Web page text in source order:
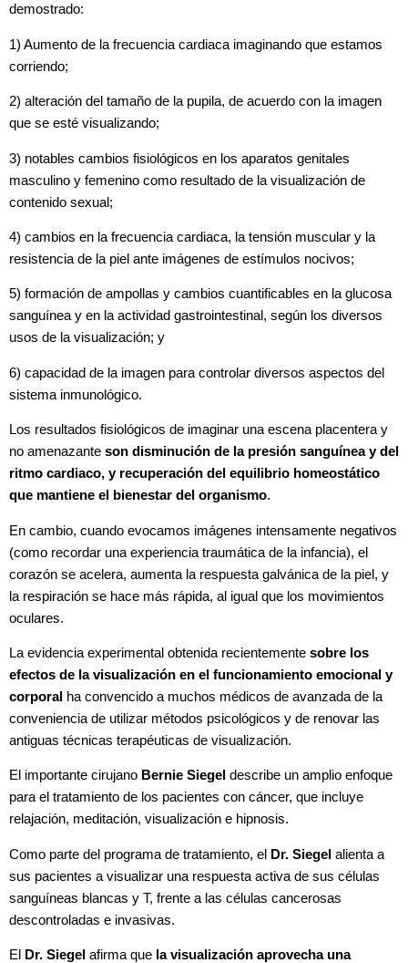
demostrado:
1) Aumento de la frecuencia cardiaca imaginando que estamos
corriendo;
2) alteración del tamaño de la pupila, de acuerdo con la imagen
que se esté visualizando;
3) notables cambios fisiológicos en los aparatos genitales
masculino y femenino como resultado de la visualización de
contenido sexual;
4) cambios en la frecuencia cardiaca, la tensión muscular y la
resistencia de la piel ante imágenes de estímulos nocivos;
5) formación de ampollas y cambios cuantificables en la glucosa
sanguínea y en la actividad gastrointestinal, según los diversos
usos de la visualización; y
6) capacidad de la imagen para controlar diversos aspectos del
sistema inmunológico.
Los resultados fisiológicos de imaginar una escena placentera y
no amenazante son disminución de la presión sanguínea y del
ritmo cardiaco, y recuperación del equilibrio homeostático
que mantiene el bienestar del organismo.
En cambio, cuando evocamos imágenes intensamente negativos
(como recordar una experiencia traumática de la infancia), el
corazón se acelera, aumenta la respuesta galvánica de la piel, y
la respiración se hace más rápida, al igual que los movimientos
oculares.
La evidencia experimental obtenida recientemente sobre los
efectos de la visualización en el funcionamiento emocional y
corporal ha convencido a muchos médicos de avanzada de la
conveniencia de utilizar métodos psicológicos y de renovar las
antiguas técnicas terapéuticas de visualización.
El importante cirujano Bernie Siegel describe un amplio enfoque
para el tratamiento de los pacientes con cáncer, que incluye
relajación, meditación, visualización e hipnosis.
Como parte del programa de tratamiento, el Dr. Siegel alienta a
sus pacientes a visualizar una respuesta activa de sus células
sanguíneas blancas y T, frente a las células cancerosas
descontroladas e invasivas.
El Dr. Siegel afirma que la visualización aprovecha una